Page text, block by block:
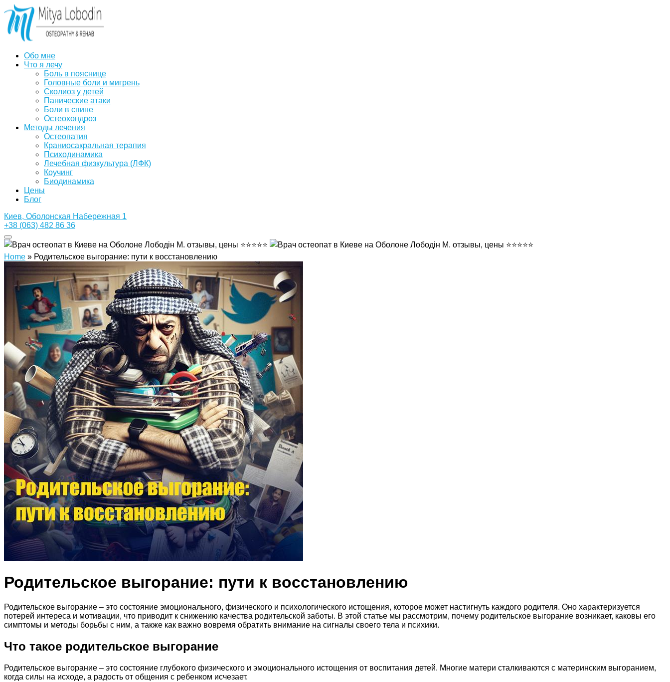
Обо мне
Что я лечу
Боль в пояснице
Головные боли и мигрень
Сколиоз у детей
Панические атаки
Боли в спине
Остеохондроз
Методы лечения
Остеопатия
Краниосакральная терапия
Психодинамика
Лечебная физкультура (ЛФК)
Коучинг
Биодинамика
Цены
Блог
Киев, Оболонская Набережная 1
+38 (063) 482 86 36
Home » Родительское выгорание: пути к восстановлению
Родительское выгорание: пути к восстановлению
Родительское выгорание – это состояние эмоционального, физического и психологического истощения, которое может настигнуть каждого родителя. Оно характеризуется
потерей интереса и мотивации, что приводит к снижению качества родительской заботы. В этой статье мы рассмотрим, почему родительское выгорание возникает, каковы его
симптомы и методы борьбы с ним, а также как важно вовремя обратить внимание на сигналы своего тела и психики.
Что такое родительское выгорание
Родительское выгорание – это состояние глубокого физического и эмоционального истощения от воспитания детей. Многие матери сталкиваются с материнским выгоранием,
когда силы на исходе, а радость от общения с ребенком исчезает.